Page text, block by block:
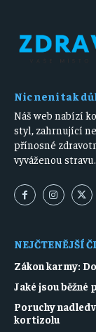
Nic není tak
Náš web nabízí
styl, zahrnující
přínosné
vyváženou stravu.
NEJČTENĚJŠÍ
Zákon karmy:
Jaké jsou
Poruchy
kortizolu